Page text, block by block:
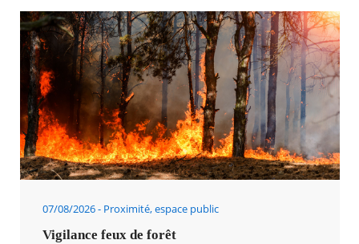
07/08/2026 Proximité, espace public
Vigilance feux de forêt